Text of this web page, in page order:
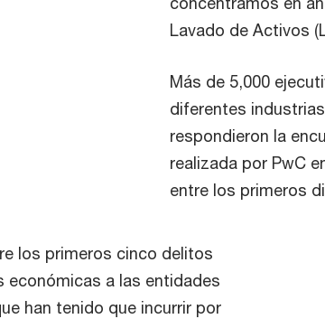
Lavado de Activos
Más de 5,000
diferentes
respondieron la
realizada por PwC
entre los primeros
los primeros cinco delitos
económicas a las entidades
han tenido que incurrir por